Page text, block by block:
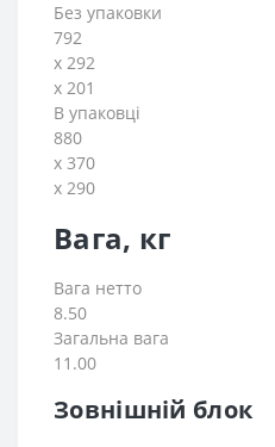
Без упаковки
792
x 292
x 201
В упаковці
880
x 370
x 290
Вага, кг
Вага нетто
8.50
Загальна вага
11.00
Зовнішній блок